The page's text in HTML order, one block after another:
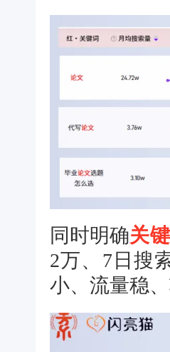
同时明确关
2万、7日搜
小、流量稳、